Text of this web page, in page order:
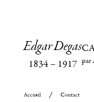
Edgar Degas
1834– 1917 par
Accueil Contact